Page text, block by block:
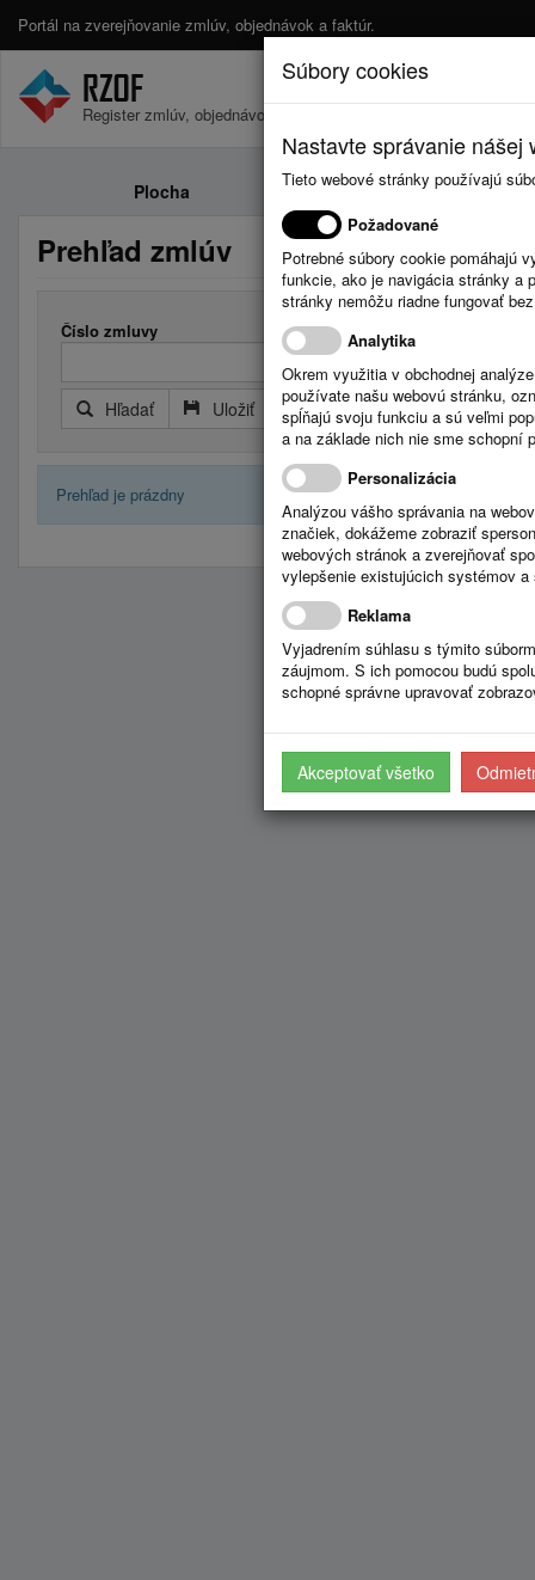
Portál na zverejňovanie zmlúv, objednávok a faktúr.
Register zmlúv, objednávok a faktúr.
Plocha Zmluvy
Prehľad zmlúv
Číslo zmluvy
Hľadať Uložiť Reset Rozšírený filter
Prehľad je prázdny
Súbory cookies
Nastavte správanie
Tieto webové stránky používajú
Požadované
Potrebné súbory cookie pomáhajú
funkcie, ako je navigácia stránky a
stránky nemôžu riadne fungovať
Analytika
Okrem využitia v obchodnej
používate našu webovú stránku,
spĺňajú svoju funkciu a sú veľmi
a na základe nich nie sme schopní
Personalizácia
Analýzou vášho správania na
značiek, dokážeme zobraziť
webových stránok a zverejňovať
vylepšenie existujúcich systémov
Reklama
Vyjadrením súhlasu s týmito
záujmom. S ich pomocou budú
schopné správne upravovať
Akceptovať všetko